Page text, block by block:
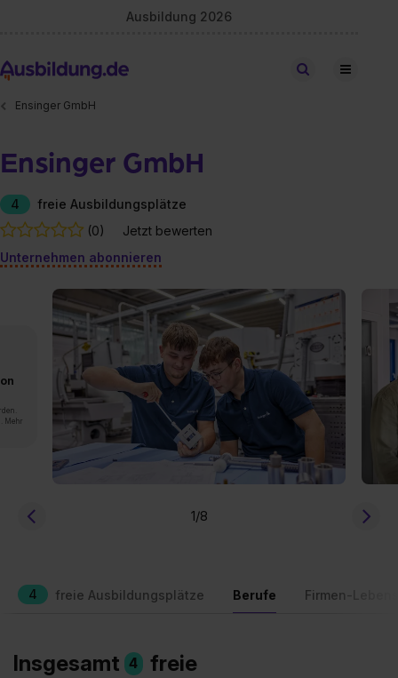
Ausbildung 2026
Stellen finden
Ensinger GmbH
Ensinger GmbH
4
freie Ausbildungsplätze
(0)
Jetzt bewerten
Unternehmen abonnieren
Mehr
1/8
4 freie Ausbildungsplätze Berufe Firmen-
Insgesamt 4
freie